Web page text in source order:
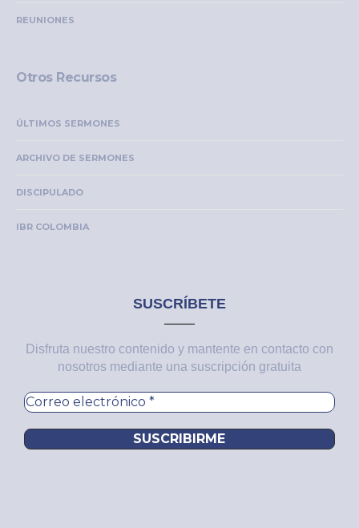
REUNIONES
Otros Recursos
ÚLTIMOS SERMONES
ARCHIVO DE SERMONES
DISCIPULADO
IBR COLOMBIA
SUSCRÍBETE
Disfruta nuestro contenido y mantente en contacto con
nosotros mediante una suscripción gratuita